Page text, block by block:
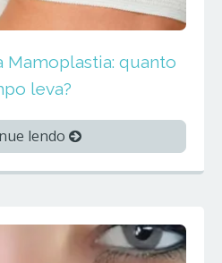
Mamoplastia: quanto
leva?
lendo